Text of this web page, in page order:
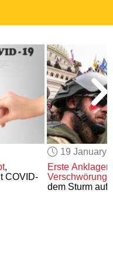
LICENSES
COLORS
,
COVID-
19 January
Erste Anklagen
Verschwörung“
dem Sturm auf